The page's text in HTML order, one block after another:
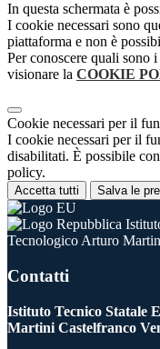
In questa schermata è
I cookie necessari sono
piattaforma e non è
Per conoscere quali sono
visionare la COOKIE
Cookie necessari per il
I cookie necessari per il
disabilitati. È possibile
policy.
Accetta tutti Salva le
Tecnologico Arturo
Contatti
Istituto Tecnico Statale
Martini Castelfranco